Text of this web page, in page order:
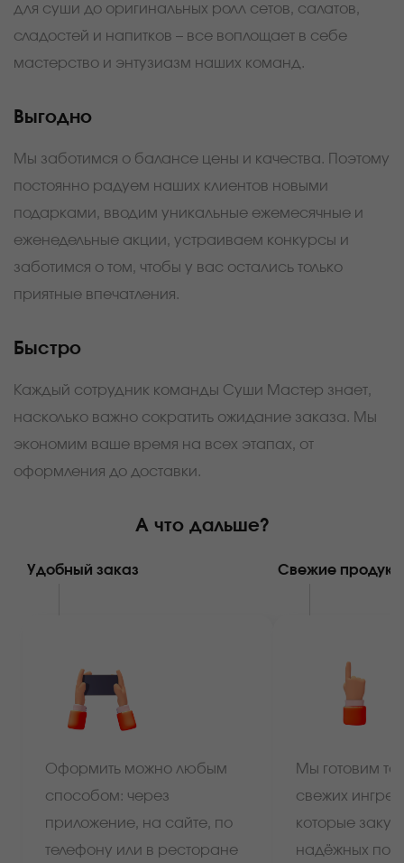
для суши до оригинальных ролл сетов, салатов,
сладостей и напитков – все воплощает в себе
мастерство и энтузиазм наших команд.
Выгодно
Мы заботимся о балансе цены и качества. Поэтому
постоянно радуем наших клиентов новыми
подарками, вводим уникальные ежемесячные и
еженедельные акции, устраиваем конкурсы и
заботимся о том, чтобы у вас остались только
приятные впечатления.
Быстро
Каждый сотрудник команды Суши Мастер знает,
насколько важно сократить ожидание заказа. Мы
экономим ваше время на всех этапах, от
оформления до доставки.
А что дальше?
Удобный заказ
Оформить можно любым
способом: через
приложение, на сайте, по
телефону или в ресторане
Свежие
Мы готовим
свежих
которые
надёжных